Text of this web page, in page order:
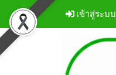
เข้าสู่ระบบ